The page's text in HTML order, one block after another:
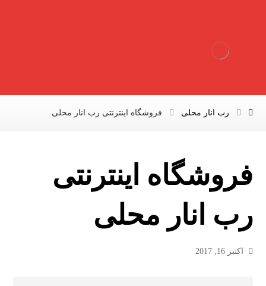
رب انار محلی فروشگاه اینترنتی رب انار محلی
فروشگاه اینترنتی
رب انار محلی
اکتبر 16, 2017